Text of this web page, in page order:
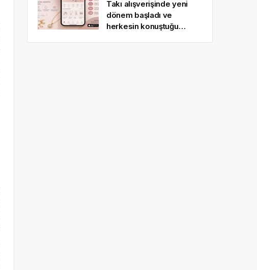
Takı alışverişinde yeni
dönem başladı ve
herkesin konuştuğu